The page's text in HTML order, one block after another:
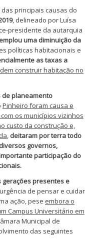
principais causas do
, delineado por Luísa
presidente da autarquia
uma diminuição da
políticas habitacionais e
as taxas a
construir habitação no
de planeamento
Pinheiro foram causa e
os municípios vizinhos
custo da construção e,
, deitaram por terra todo
governos,
participação do
presentes e
de pensar e cuidar
ação, pese embora o
Campus Universitário em
Municipal de
das seguintes